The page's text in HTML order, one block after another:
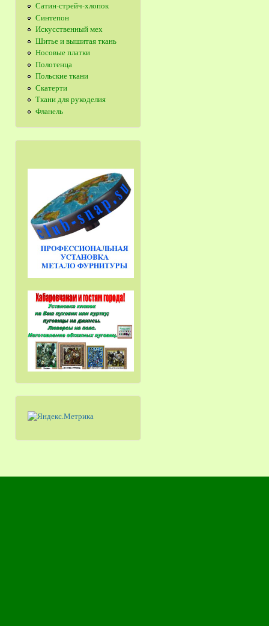
Сатин-стрейч-хлопок
Синтепон
Искусственный мех
Шитье и вышитая ткань
Носовые платки
Полотенца
Польские ткани
Скатерти
Ткани для рукоделия
Фланель